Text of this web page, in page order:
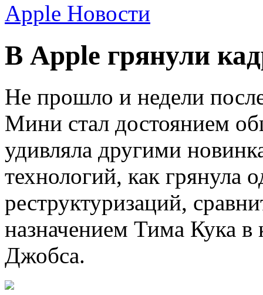
Apple Новости
В Apple грянули
Не прошло и недели
Мини стал достоянием
удивляла другими
технологий, как грянула
реструктуризаций,
назначением Тима Кука в
Джобса.